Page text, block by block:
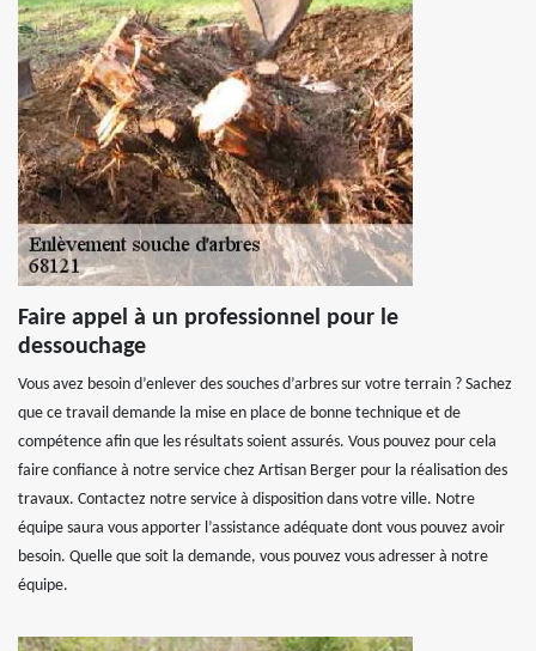
Faire appel à un professionnel pour le
dessouchage
Vous avez besoin d’enlever des souches d’arbres sur votre terrain ? Sachez
que ce travail demande la mise en place de bonne technique et de
compétence afin que les résultats soient assurés. Vous pouvez pour cela
faire confiance à notre service chez Artisan Berger pour la réalisation des
travaux. Contactez notre service à disposition dans votre ville. Notre
équipe saura vous apporter l’assistance adéquate dont vous pouvez avoir
besoin. Quelle que soit la demande, vous pouvez vous adresser à notre
équipe.